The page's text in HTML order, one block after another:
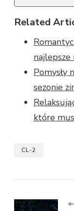
Related
najlepsze
Pomysły
sezonie
które
CL-2